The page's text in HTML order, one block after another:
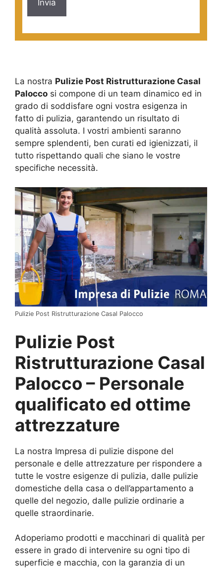
La nostra Pulizie Post Ristrutturazione Casal
Palocco si compone di un team dinamico ed in
grado di soddisfare ogni vostra esigenza in
fatto di pulizia, garantendo un risultato di
qualità assoluta. I vostri ambienti saranno
sempre splendenti, ben curati ed igienizzati, il
tutto rispettando quali che siano le vostre
specifiche necessità.
Pulizie Post Ristrutturazione Casal Palocco
Pulizie Post
Ristrutturazione Casal
Palocco – Personale
qualificato ed ottime
attrezzature
La nostra Impresa di pulizie dispone del
personale e delle attrezzature per rispondere a
tutte le vostre esigenze di pulizia, dalle pulizie
domestiche della casa o dell’appartamento a
quelle del negozio, dalle pulizie ordinarie a
quelle straordinarie.
Adoperiamo prodotti e macchinari di qualità per
essere in grado di intervenire su ogni tipo di
superficie e macchia, con la garanzia di un